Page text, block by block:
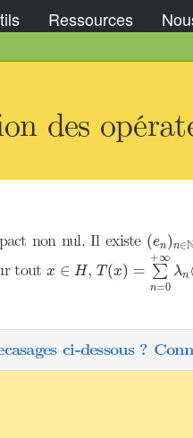
Ressources
des
non nul. Il existe (en)n∈
( n)
tout x ∈ H
x∈H ,T (x) =
+∞
∑
n=0
λn
∑n= 0+
ci-dessous ?